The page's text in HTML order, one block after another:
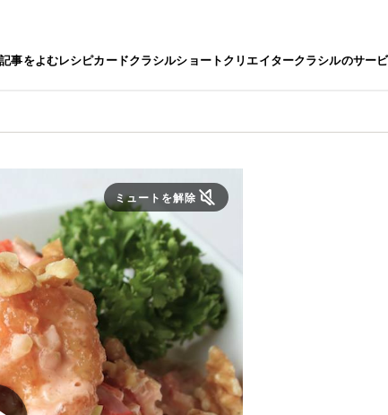
記事をよむレシピカードクラシルショートクリエイタークラシルのサー
ミュートを解除